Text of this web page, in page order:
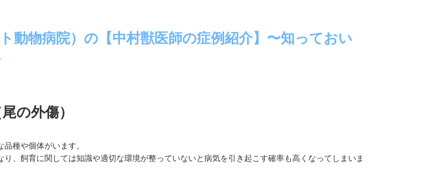
動物病院）の【中村獣医師の症例紹介】〜知っておい
の外傷）
種や個体がいます。
、飼育に関しては知識や適切な環境が整っていないと病気を引き起こす確率も高くなってしまいま